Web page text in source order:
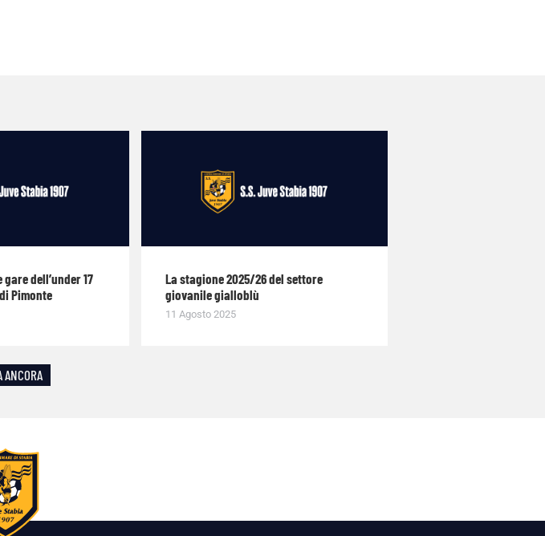
dell’under 17
Pimonte
La stagione 2025/26 del settore
giovanile gialloblù
11 Agosto 2025
ANCORA